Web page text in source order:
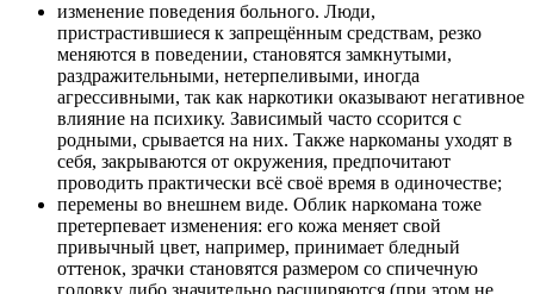
изменение поведения больного. Люди,
пристрастившиеся к запрещённым средствам, резко
меняются в поведении, становятся замкнутыми,
раздражительными, нетерпеливыми, иногда
агрессивными, так как наркотики оказывают негативное
влияние на психику. Зависимый часто ссорится с
родными, срывается на них. Также наркоманы уходят в
себя, закрываются от окружения, предпочитают
проводить практически всё своё время в одиночестве;
перемены во внешнем виде. Облик наркомана тоже
претерпевает изменения: его кожа меняет свой
привычный цвет, например, принимает бледный
оттенок, зрачки становятся размером со спичечную